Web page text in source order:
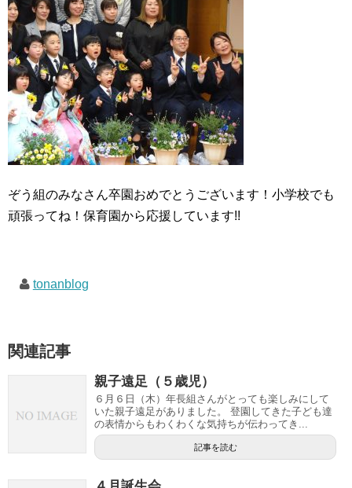
ぞう組のみなさん卒園おめでとうございます！小学校でも
頑張ってね！保育園から応援しています!!
tonanblog
関連記事
親子遠足（５歳児）
６月６日（木）年長組さんがとっても楽しみにして
いた親子遠足がありました。 登園してきた子ども達
の表情からもわくわくな気持ちが伝わってき...
記事を読む